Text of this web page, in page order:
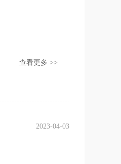
查看更多 >>
2023-04-03